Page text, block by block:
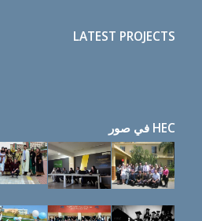
LATEST PROJECTS
HEC في صور